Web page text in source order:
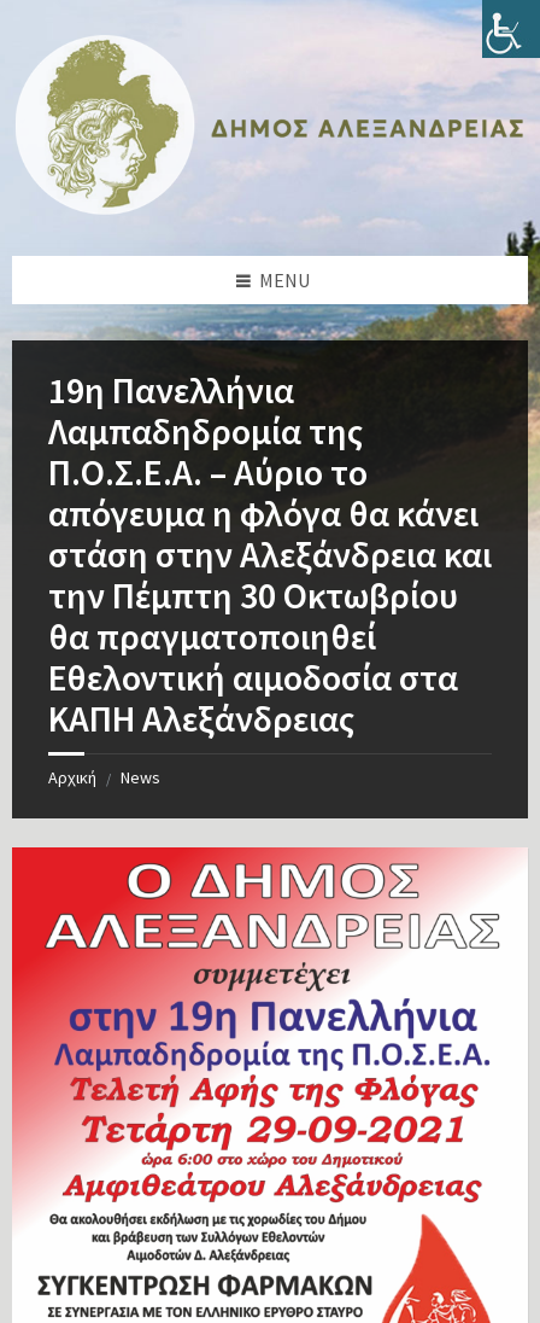
content
sidebar
sidebar
footer
MENU
19η Πανελλήνια
Λαμπαδηδρομία της
Π.Ο.Σ.Ε.Α. – Αύριο το
απόγευμα η φλόγα θα κάνει
στάση στην Αλεξάνδρεια και
την Πέμπτη 30 Οκτωβρίου
θα πραγματοποιηθεί
Εθελοντική αιμοδοσία στα
ΚΑΠΗ Αλεξάνδρειας
Αρχική / News